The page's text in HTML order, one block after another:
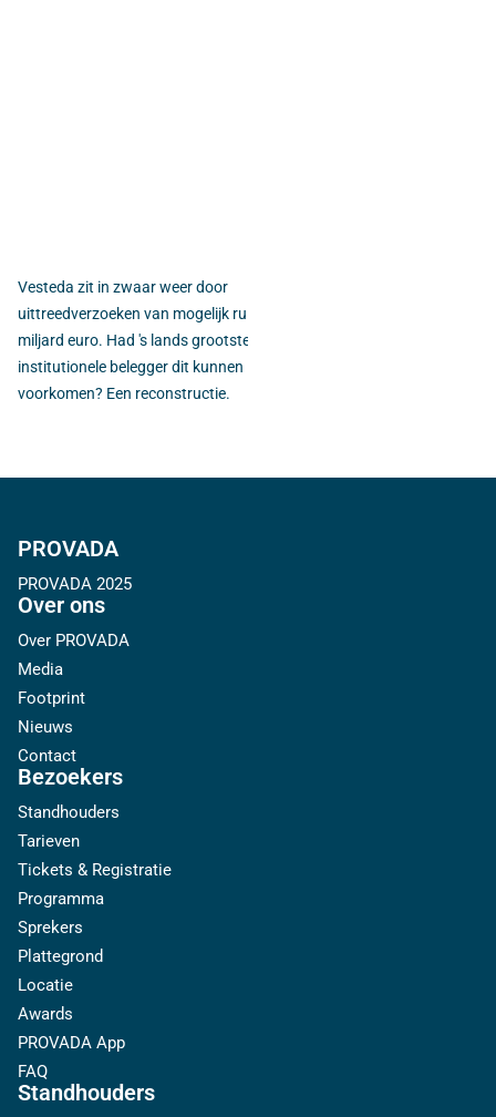
Vesteda zit in zwaar weer door
uittreedverzoeken van mogelijk ruim 4
miljard euro. Had 's lands grootste
institutionele belegger dit kunnen
voorkomen? Een reconstructie.
PROVADA
PROVADA 2025
Over ons
Over PROVADA
Media
Footprint
Nieuws
Contact
Bezoekers
Standhouders
Tarieven
Tickets & Registratie
Programma
Sprekers
Plattegrond
Locatie
Awards
PROVADA App
FAQ
Standhouders